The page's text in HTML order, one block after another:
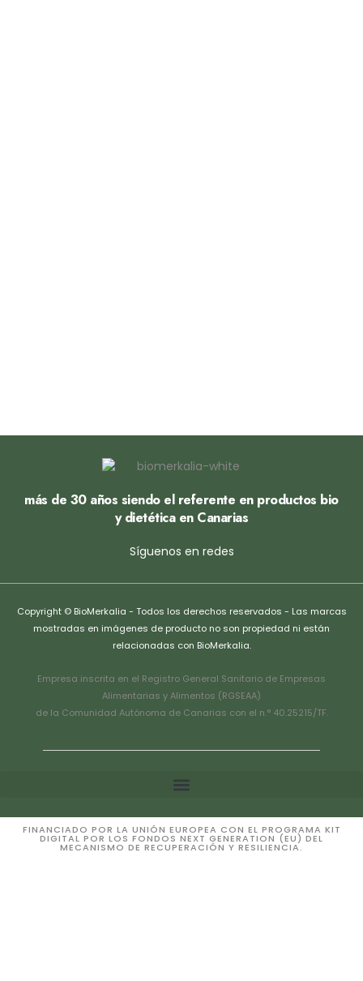
más de 30 años siendo el referente en productos bio
y dietética en Canarias
Síguenos en redes
Copyright © BioMerkalia - Todos los derechos reservados - Las marcas
mostradas en imágenes de producto no son propiedad ni están
relacionadas con BioMerkalia.
Empresa inscrita en el Registro General Sanitario de Empresas
Alimentarias y Alimentos (RGSEAA)
de la Comunidad Autónoma de Canarias con el n.° 40.25215/TF.
FINANCIADO POR LA UNIÓN EUROPEA CON EL PROGRAMA KIT
DIGITAL POR LOS FONDOS NEXT GENERATION (EU) DEL
MECANISMO DE RECUPERACIÓN Y RESILIENCIA.